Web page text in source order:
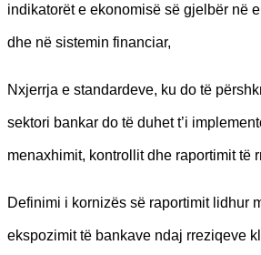
indikatorët e ekonomisë së gjelbër në
dhe në sistemin financiar,
Nxjerrja e standardeve, ku do të
sektori bankar do të duhet t’i
menaxhimit, kontrollit dhe raportimit të
Definimi i kornizës së raportimit lidhur
ekspozimit të bankave ndaj rreziqeve